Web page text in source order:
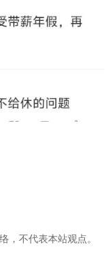
，不代表本站观点。